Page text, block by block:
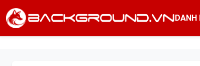
DANH